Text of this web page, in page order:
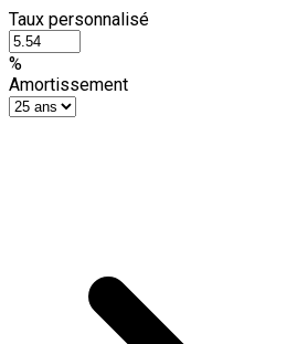
Taux personnalisé
%
Amortissement